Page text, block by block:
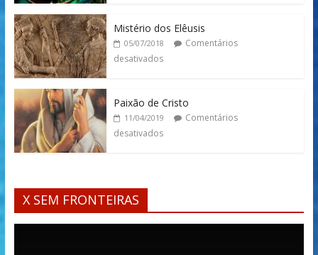
Mistério dos Elêusis
05/07/2018
Comentários
desativados
Paixão de Cristo
11/04/2019
Comentários
desativados
X SEM FRONTEIRAS